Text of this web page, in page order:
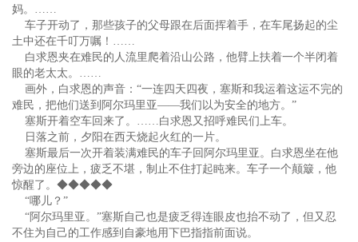
妈。……
车子开动了，那些孩子的父母跟在后面挥着手，在车尾扬起的尘
土中还在千叮万嘱！……
白求恩夹在难民的人流里爬着沿山公路，他臂上扶着一个半闭着
眼的老太太。……
画外，白求恩的声音：“一连四天四夜，塞斯和我运着这运不完的
难民，把他们送到阿尔玛里亚——我们以为安全的地方。”
塞斯开着空车回来了。……白求恩又招呼难民们上车。
日落之前，夕阳在西天烧起火红的一片。
塞斯最后一次开着装满难民的车子回阿尔玛里亚。白求恩坐在他
旁边的座位上，疲乏不堪，制止不住打起盹来。车子一个颠簸，他
惊醒了。◆◆◆◆◆
“哪儿？”
“阿尔玛里亚。”塞斯自己也是疲乏得连眼皮也抬不动了，但又忍
不住为自己的工作感到自豪地用下巴指指前面说。